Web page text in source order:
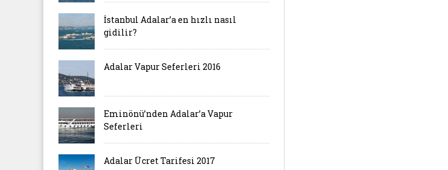
İstanbul Adalar’a en hızlı nasıl
gidilir?
Adalar Vapur Seferleri 2016
Eminönü’nden Adalar’a Vapur
Seferleri
Adalar Ücret Tarifesi 2017